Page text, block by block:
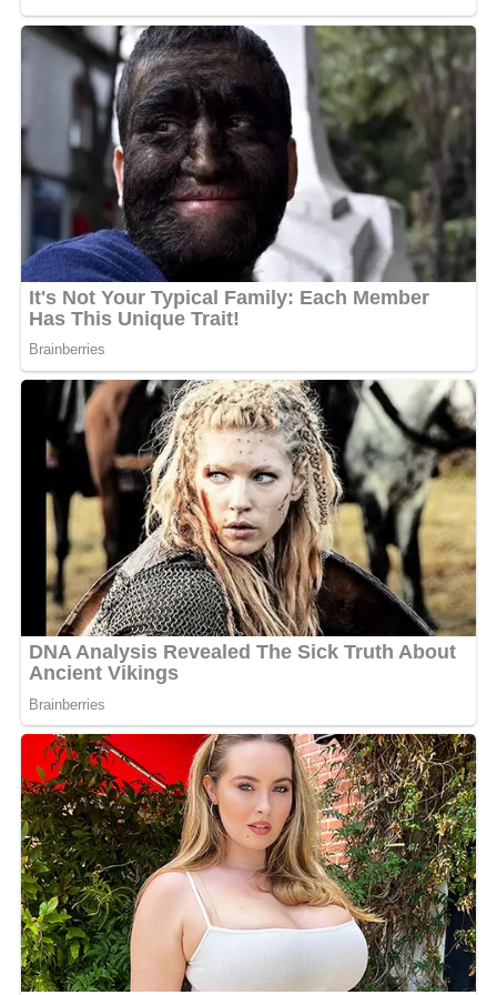
Mais comme souvent, l’unanimité n’est pas de mise. Sur
une page Facebook baptiséeRéveille-toi Gabon, un
internaute a profité de l’instant pour critiquer la
carrière de l’artiste : «Les nouvelles chansons zéro…
Josey et toi, vous avez commencé au même niveau.
Aujourd’hui, la carrière flop. Réveille-toi». Une sortie
sèche, à laquelle d’autres fans ont répondu avec nuance,
comme Jessica Anguillet Anguillet : «Tout ce qui
m’intéresse, c’est que l’enfant est mignon. Le reste, gère
ça avec tes fans, moi je suis là pour ta musique, que
j’écoute toujours avec plaisir».
Qu’elle l’ait voulu ou non, Shan’L a offert à ses abonnés
un rare instant de douceur et d’intimité, loin des
projecteurs et des attentes commerciales. Un moment
qui, malgré les critiques, renforce le lien affectif avec
son public, de plus en plus attentif à la femme derrière
l’artiste.
MOTS-CLÉS : UNE